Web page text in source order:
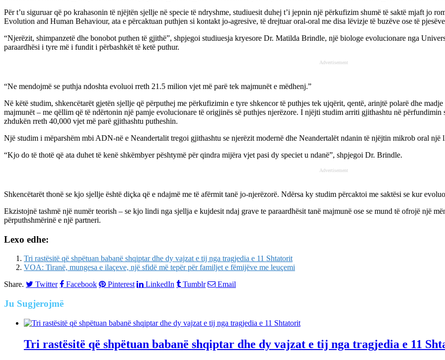
Për t’u siguruar që po krahasonin të njëjtën sjellje në specie të ndryshme, studiuesit duhej t’i jepnin një përkufizim shumë të saktë mjaft jo
Evolution and Human Behaviour, ata e përcaktuan puthjen si kontakt jo-agresive, të drejtuar oral-oral me disa lëvizje të buzëve ose të
“Njerëzit, shimpanzetë dhe bonobot puthen të gjithë”, shpjegoi studiuesja kryesore Dr. Matilda Brindle, një biologe evolucionare nga
paraardhësi i tyre më i fundit i përbashkët të ketë puthur.
Advertisement
“Ne mendojmë se puthja ndoshta evoluoi rreth 21.5 milion vjet më parë tek majmunët e mëdhenj.”
Në këtë studim, shkencëtarët gjetën sjellje që përputhej me përkufizimin e tyre shkencor të puthjes tek ujqërit, qentë, arinjtë polarë dhe
majmunët – me qëllim që të ndërtonin një pamje evolucionare të origjinës së puthjes njerëzore. I njëjti studim arriti gjithashtu në përfundimin
zhdukën rreth 40,000 vjet më parë gjithashtu putheshin.
Një studim i mëparshëm mbi ADN-në e Neandertalit tregoi gjithashtu se njerëzit modernë dhe Neandertalët ndanin të njëjtin mikrob oral një
“Kjo do të thotë që ata duhet të kenë shkëmbyer pështymë për qindra mijëra vjet pasi dy speciet u ndanë”, shpjegoi Dr. Brindle.
Advertisement
Shkencëtarët thonë se kjo sjellje është diçka që e ndajmë me të afërmit tanë jo-njerëzorë. Ndërsa ky studim përcaktoi me saktësi se kur
Ekzistojnë tashmë një numër teorish – se kjo lindi nga sjellja e kujdesit ndaj grave te paraardhësit tanë majmunë ose se mund të ofrojë një
përputhshmërinë e një partneri.
Lexo edhe:
Tri rastësitë që shpëtuan babanë shqiptar dhe dy vajzat e tij nga tragjedia e 11 Shtatorit
VOA: Tiranë, mungesa e ilaçeve, një sfidë më tepër për familjet e fëmijëve me leuçemi
Share.
Twitter Facebook Pinterest LinkedIn Tumblr Email
Ju Sugjerojmë
Tri rastësitë që shpëtuan babanë shqiptar dhe dy vajzat e tij nga tragjedia e 11